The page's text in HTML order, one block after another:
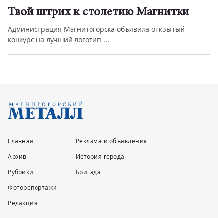
Твой штрих к столетию Магнитки
Администрация Магнитогорска объявила открытый
конкурс на лучший логотип ...
Главная
Архив
Рубрики
Фоторепортажи
Редакция
Реклама и объявления
История города
Бригада